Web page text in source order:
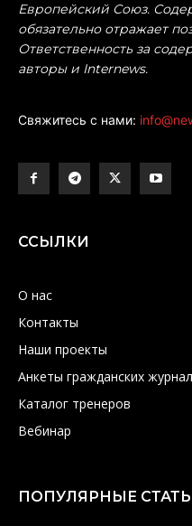
Европейский Союз.
обязательно отражает
Ответственность за
авторы и Internews.
Свяжитесь с нами:
ССЫЛКИ
О нас
Контакты
Наши проекты
Анкеты гражданских
Каталог тренеров
Вебинар
ПОПУЛЯРНЫЕ